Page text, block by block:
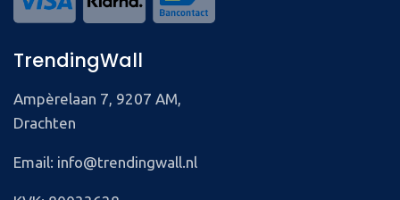
TrendingWall
Ampèrelaan 7, 9207 AM,
Drachten
Email: info@trendingwall.nl